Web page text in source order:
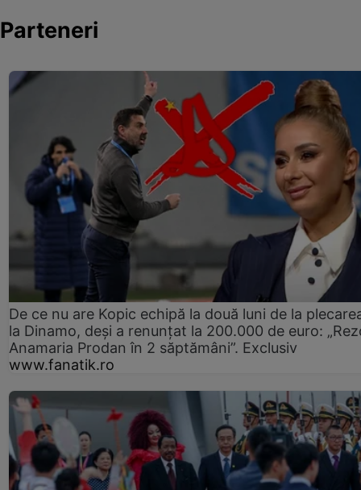
Parteneri
De ce nu are Kopic echipă la două luni de la
la Dinamo, deși a renunțat la 200.000 de euro:
Anamaria Prodan în 2 săptămâni”. Exclusiv
www.fanatik.ro